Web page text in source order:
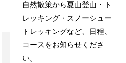
自然散策から夏山登山・ト
レッキング・スノーシュー
トレッキングなど、日程、
コースをお知らせくださ
い。